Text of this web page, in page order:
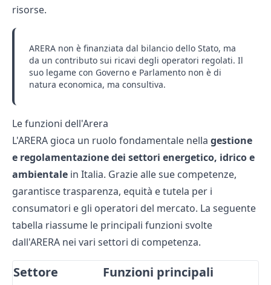
risorse.
ARERA non è finanziata dal bilancio dello Stato, ma
da un contributo sui ricavi degli operatori regolati. Il
suo legame con Governo e Parlamento non è di
natura economica, ma consultiva.
Le funzioni dell'Arera
L'ARERA gioca un ruolo fondamentale nella gestione
e regolamentazione dei settori energetico, idrico e
ambientale in Italia. Grazie alle sue competenze,
garantisce trasparenza, equità e tutela per i
consumatori e gli operatori del mercato. La seguente
tabella riassume le principali funzioni svolte
dall'ARERA nei vari settori di competenza.
Settore Funzioni principali